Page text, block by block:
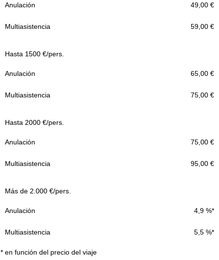
49,00 €
59,00 €
Hasta 1500 €/pers.
65,00 €
75,00 €
Hasta 2000 €/pers.
75,00 €
95,00 €
Más de 2.000 €/pers.
4,9 %*
5,5 %*
* en función del precio del viaje